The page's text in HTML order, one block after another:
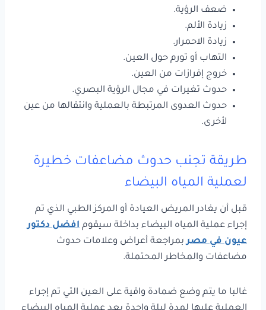
ضعف الرؤية.
زيادة الألم.
زيادة الاحمرار.
التهاب أو تورم حول العين.
خروج إفرازات من العين.
حدوث تغيرات في مجال الرؤية البصري.
حدوث العدوى المرتبطة بالعملية وانتقالها من عين
لأخرى.
طريقة تجنب حدوث مضاعفات خطيرة
لعملية المياه البيضاء
قبل أن يغادر المريض العيادة أو المركز الطبي الذي تم
إجراء عملية المياه البيضاء بداخلة سيقوم افضل دكتور
عيون في مصربمراجعة أعراض وعلامات حدوث
مضاعفات والمخاطر المحتملة.
غالبا ما يتم وضع ضمادة واقية على العين التي تم إجراء